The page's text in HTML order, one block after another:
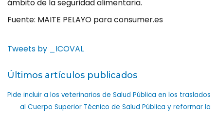
ámbito de la seguridad alimentaria.
Fuente: MAITE PELAYO para consumer.es
Tweets by _ICOVAL
Últimos artículos publicados
Pide incluir a los veterinarios de Salud Pública en los traslados
al Cuerpo Superior Técnico de Salud Pública y reformar la